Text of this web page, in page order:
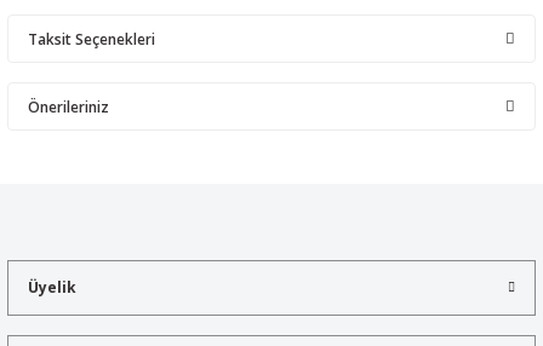
Taksit Seçenekleri
Önerileriniz
Ürün açıklamasında eksik bilgiler bulunuyor.
Üyelik